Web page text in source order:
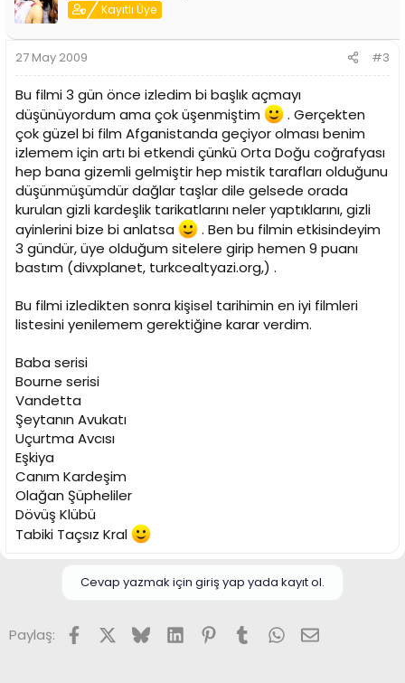
Kayıtlı Üye
27 May 2009 #3
Bu filmi 3 gün önce izledim bi başlık açmayı
düşünüyordum ama çok üşenmiştim
. Gerçekten
çok güzel bi film Afganistanda geçiyor olması benim
izlemem için artı bi etkendi çünkü Orta Doğu coğrafyası
hep bana gizemli gelmiştir hep mistik tarafları olduğunu
düşünmüşümdür dağlar taşlar dile gelsede orada
kurulan gizli kardeşlik tarikatlarını neler yaptıklarını, gizli
ayinlerini bize bi anlatsa
. Ben bu filmin etkisindeyim
3 gündür, üye olduğum sitelere girip hemen 9 puanı
bastım (divxplanet, turkcealtyazi.org,) .
Bu filmi izledikten sonra kişisel tarihimin en iyi filmleri
listesini yenilemem gerektiğine karar verdim.
Baba serisi
Bourne serisi
Vandetta
Şeytanın Avukatı
Uçurtma Avcısı
Eşkiya
Canım Kardeşim
Olağan Şüpheliler
Dövüş Klübü
Tabiki Taçsız Kral
Cevap yazmak için giriş yap yada kayıt ol.
Paylaş: FacebookX (Twitter)
BlueskyLinkedInPinterest
TumblrWhatsApp
E-posta